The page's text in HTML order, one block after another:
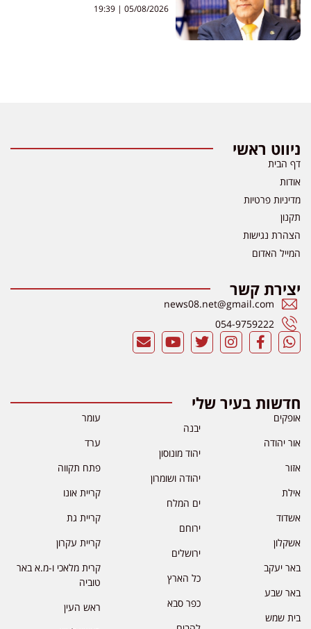
05/08/2026
ניווט ראשי
דף הבית
אודות
מדיניות פרטיות
תקנון
הצהרת נגישות
המייל האדום
יצירת קשר
news08.net@gmail.com
054-9759222
חדשות בעיר שלי
אופקים
אור יהודה
אזור
אילת
אשדוד
אשקלון
באר יעקב
באר שבע
בית שמש
יבנה
יהוד מונוסון
יהודה ושומרון
ים המלח
ירוחם
ירושלים
כל הארץ
כפר סבא
עומר
ערד
פתח תקווה
קריית אונו
קריית גת
קריית עקרון
קרית מלאכי ו-מ.א באר
טוביה
ראש העין